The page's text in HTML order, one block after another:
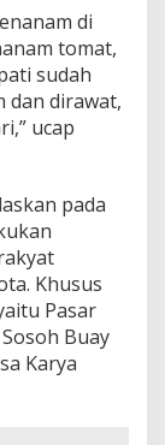
di
tomat,
sudah
dan dirawat,
ucap
pada
Khusus
Pasar
Buay
Karya